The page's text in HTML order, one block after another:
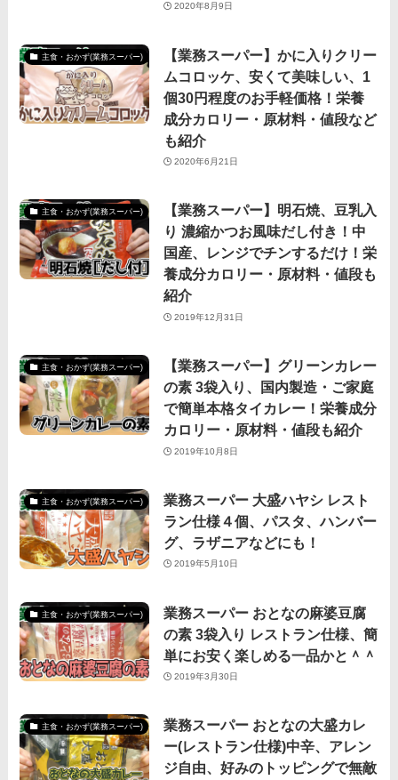
2020年8月9日
主食・おかず(業務スーパー)
【業務スーパー】かに入りクリー
ムコロッケ、安くて美味しい、1
個30円程度のお手軽価格！栄養
成分カロリー・原材料・値段など
も紹介
2020年6月21日
主食・おかず(業務スーパー)
【業務スーパー】明石焼、豆乳入
り 濃縮かつお風味だし付き！中
国産、レンジでチンするだけ！栄
養成分カロリー・原材料・値段も
紹介
2019年12月31日
主食・おかず(業務スーパー)
【業務スーパー】グリーンカレー
の素 3袋入り、国内製造・ご家庭
で簡単本格タイカレー！栄養成分
カロリー・原材料・値段も紹介
2019年10月8日
主食・おかず(業務スーパー)
業務スーパー 大盛ハヤシ レスト
ラン仕様４個、パスタ、ハンバー
グ、ラザニアなどにも！
2019年5月10日
主食・おかず(業務スーパー)
業務スーパー おとなの麻婆豆腐
の素 3袋入り レストラン仕様、簡
単にお安く楽しめる一品かと＾＾
2019年3月30日
主食・おかず(業務スーパー)
業務スーパー おとなの大盛カレ
ー(レストラン仕様)中辛、アレン
ジ自由、好みのトッピングで無敵